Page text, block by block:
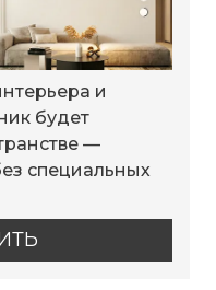
и
будет
—
специальных